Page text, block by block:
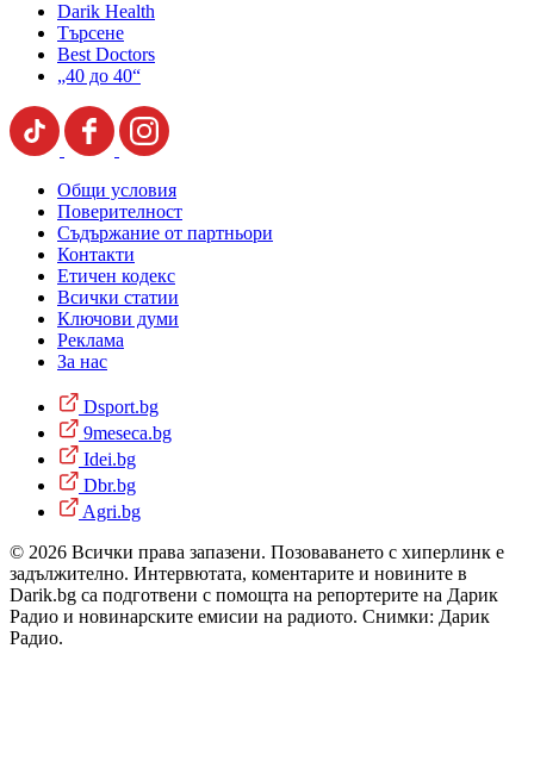
Darik Health
Търсене
Best Doctors
„40 до 40“
Общи условия
Поверителност
Съдържание от партньори
Контакти
Етичен кодекс
Всички статии
Ключови думи
Реклама
За нас
Dsport.bg
9meseca.bg
Idei.bg
Dbr.bg
Agri.bg
© 2026 Всички права запазени. Позоваването с хиперлинк е
задължително. Интервютата, коментарите и новините в
Darik.bg са подготвени с помощта на репортерите на Дарик
Радио и новинарските емисии на радиото. Снимки: Дарик
Радио.